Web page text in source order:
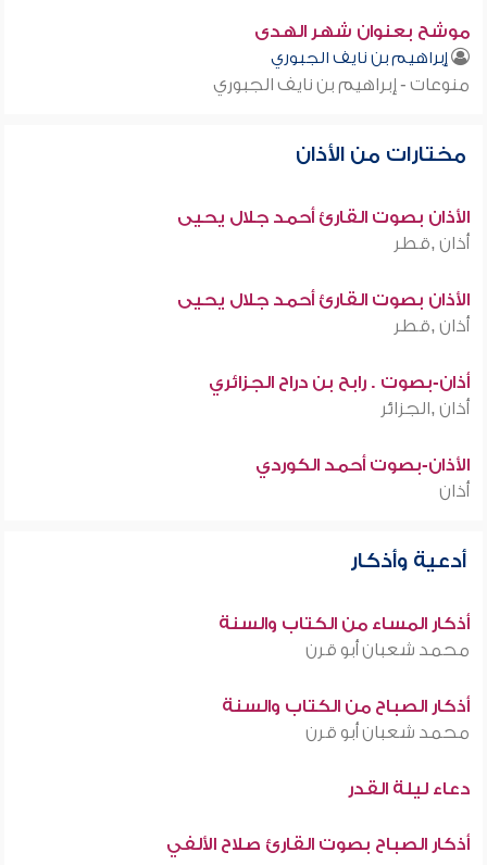
موشح بعنوان شهر الهدى
إبراهيم بن نايف الجبوري
منوعات - إبراهيم بن نايف الجبوري
مختارات من الأذان
الأذان بصوت القارئ أحمد جلال يحيى
أذان ,قطر
الأذان بصوت القارئ أحمد جلال يحيى
أذان ,قطر
أذان-بصوت . رابح بن دراح الجزائري
أذان ,الجزائر
الأذان-بصوت أحمد الكوردي
أذان
أدعية وأذكار
أذكار المساء من الكتاب والسنة
محمد شعبان أبو قرن
أذكار الصباح من الكتاب والسنة
محمد شعبان أبو قرن
دعاء ليلة القدر
أذكار الصباح بصوت القارئ صلاح الألفي